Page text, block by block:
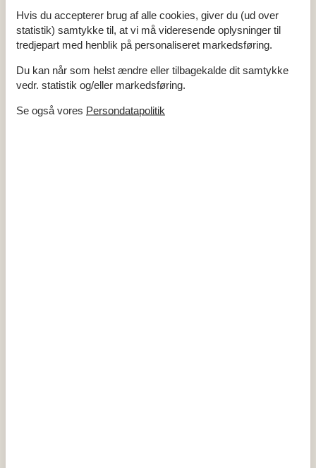
Antal voksne
Badekar
Bruser
Byggeår 1992
Delvis renoveret år 2021
Grundareal
700 m²
Husareal 82 m²
Sauna
Afstande
Hvis du accepterer brug af alle cookies, giver du (ud over
statistik) samtykke til, at vi må videresende oplysninger til
tredjepart med henblik på personaliseret markedsføring.
Du kan når som helst ændre eller tilbagekalde dit samtykke
vedr. statistik og/eller markedsføring.
Se også vores Persondatapolitik